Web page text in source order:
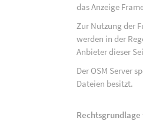
das Anzeige
Zur Nutzung der
werden in der
Anbieter dieser
Der OSM Server
Dateien besitzt.